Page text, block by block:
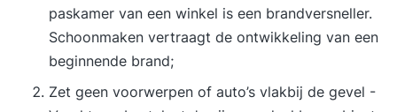
paskamer van een winkel is een brandversneller.
Schoonmaken vertraagt de ontwikkeling van een
beginnende brand;
Zet geen voorwerpen of auto’s vlakbij de gevel -